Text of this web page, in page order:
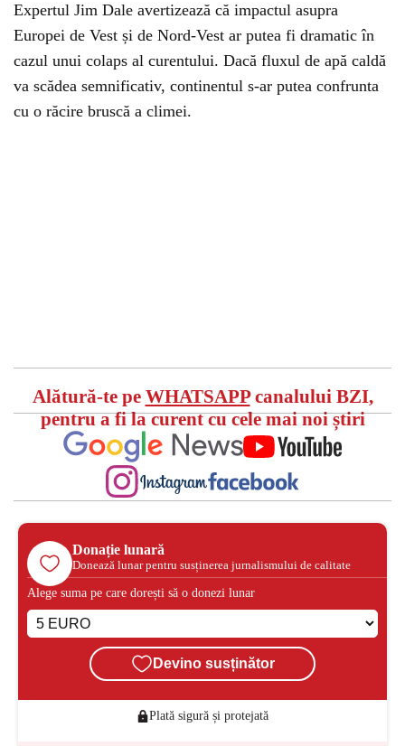
Expertul Jim Dale avertizează că impactul asupra
Europei de Vest și de Nord-Vest ar putea fi dramatic în
cazul unui colaps al curentului. Dacă fluxul de apă caldă
va scădea semnificativ, continentul s-ar putea confrunta
cu o răcire bruscă a climei.
Alătură-te pe WHATSAPPcanalului BZI,
pentru a fi la curent cu cele mai noi știri
Donație lunară
Donează lunar pentru susținerea jurnalismului de calitate
Alege suma pe care dorești să o donezi lunar
Devino susținător
Plată sigură și protejată